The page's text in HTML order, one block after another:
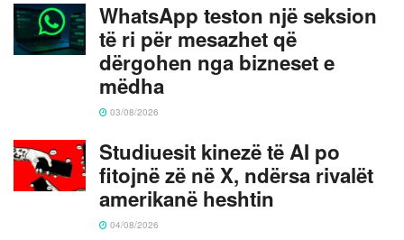
WhatsApp teston një seksion
të ri për mesazhet që
dërgohen nga bizneset e
mëdha
03/08/2026
Studiuesit kinezë të AI po
fitojnë zë në X, ndërsa rivalët
amerikanë heshtin
04/08/2026